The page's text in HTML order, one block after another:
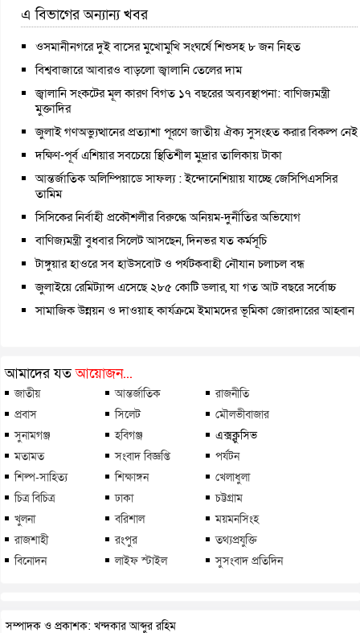
এ বিভাগের অন্যান্য খবর
ওসমানীনগরে দুই বাসের মুখোমুখি সংঘর্ষে শিশুসহ ৮ জন নিহত
বিশ্ববাজারে আবারও বাড়লো জ্বালানি তেলের দাম
জ্বালানি সংকটের মূল কারণ বিগত ১৭ বছরের অব্যবস্থাপনা: বাণিজ্যমন্ত্রী
মুক্তাদির
জুলাই গণঅভ্যুত্থানের প্রত্যাশা পূরণে জাতীয় ঐক্য সুসংহত করার বিকল্প নেই
দক্ষিণ-পূর্ব এশিয়ার সবচেয়ে স্থিতিশীল মুদ্রার তালিকায় টাকা
আন্তর্জাতিক অলিম্পিয়াডে সাফল্য : ইন্দোনেশিয়ায় যাচ্ছে জেসিপিএসসির
তামিম
সিসিকের নির্বাহী প্রকৌশলীর বিরুদ্ধে অনিয়ম-দুর্নীতির অভিযোগ
বাণিজ্যমন্ত্রী বুধবার সিলেট আসছেন, দিনভর যত কর্মসূচি
টাঙ্গুয়ার হাওরে সব হাউসবোট ও পর্যটকবাহী নৌযান চলাচল বন্ধ
জুলাইয়ে রেমিট্যান্স এসেছে ২৮৫ কোটি ডলার, যা গত আট বছরে সর্বোচ্চ
সামাজিক উন্নয়ন ও দাওয়াহ কার্যক্রমে ইমামদের ভূমিকা জোরদারের আহ্বান
আমাদের যতআয়োজন...
জাতীয় আন্তর্জাতিক
রাজনীতি
প্রবাস
সিলেট
মৌলভীবাজার
সুনামগঞ্জ
হবিগঞ্জ
এক্সক্লুসিভ
মতামত
সংবাদ বিজ্ঞপ্তি
পর্যটন
শিল্প-সাহিত্য
শিক্ষাঙ্গন
খেলাধুলা
চিত্র বিচিত্র
ঢাকা
চট্টগ্রাম
খুলনা
বরিশাল
ময়মনসিংহ
রাজশাহী
রংপুর
তথ্যপ্রযুক্তি
বিনোদন
লাইফ স্টাইল সুসংবাদ প্রতিদিন
সম্পাদক ও প্রকাশক: খন্দকার আব্দুর রহিম